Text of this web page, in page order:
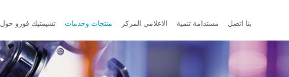
تشيمتيك فورو حول منتجات وخدمات الاعلامي المركز مستدامة تنمية بنا اتصل